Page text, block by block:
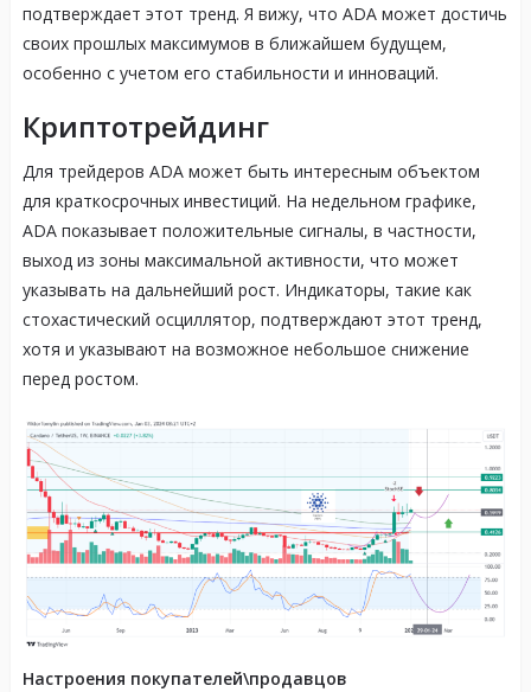
подтверждает этот тренд. Я вижу, что ADA может достичь
своих прошлых максимумов в ближайшем будущем,
особенно с учетом его стабильности и инноваций.
Криптотрейдинг
Для трейдеров ADA может быть интересным объектом
для краткосрочных инвестиций. На недельном графике,
ADA показывает положительные сигналы, в частности,
выход из зоны максимальной активности, что может
указывать на дальнейший рост. Индикаторы, такие как
стохастический осциллятор, подтверждают этот тренд,
хотя и указывают на возможное небольшое снижение
перед ростом.
Настроения покупателей\продавцов